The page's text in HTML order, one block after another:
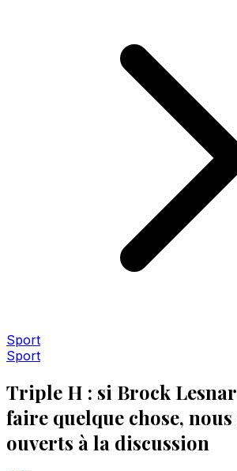
Sport
Sport
Triple H : si Brock
faire quelque chose,
ouverts à la discussion